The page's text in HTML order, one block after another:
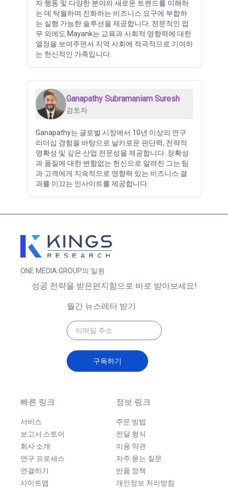
자 행동 및 다양한 분야의 새로운 트렌드를 이해하
는 데 탁월하며 진화하는 비즈니스 요구에 부합하
는 실행 가능한 솔루션을 제공합니다. 전문적인 업
무 외에도 Mayank는 교육과 사회적 영향력에 대한
열정을 보여주면서 지역 사회에 적극적으로 기여하
는 헌신적인 가족입니다.
Ganapathy Subramaniam Suresh
검토자
Ganapathy는 글로벌 시장에서 10년 이상의 연구
리더십 경험을 바탕으로 날카로운 판단력, 전략적
명확성 및 깊은 산업 전문성을 제공합니다. 정확성
과 품질에 대한 변함없는 헌신으로 알려진 그는 팀
과 고객에게 지속적으로 영향력 있는 비즈니스 결
과를 이끄는 인사이트를 제공합니다.
ONE MEDIA GROUP의 일원
빠른 링크
서비스
보고서 스토어
회사 소개
연구 프로세스
연결하기
사이트맵
정보 링크
주문 방법
전달 형식
이용 약관
자주 묻는 질문
반품 정책
개인정보 처리방침
성공 전략을 받은편지함으로 바로 받아보세요!
월간 뉴스레터 받기
구독하기